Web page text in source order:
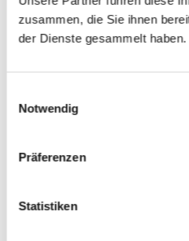
zusammen, die Sie ihnen
der Dienste gesammelt haben.
Notwendig
Präferenzen
Statistiken
September 2023
August 2023
Juni 2023
September 2022